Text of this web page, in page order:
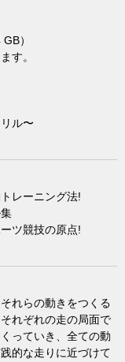
）
す。
ル〜
レーニング法!
ツ競技の原点!
れらの動きをつくる
れぞれの走の局面で
っていき、全ての動
的な走りに近づけて